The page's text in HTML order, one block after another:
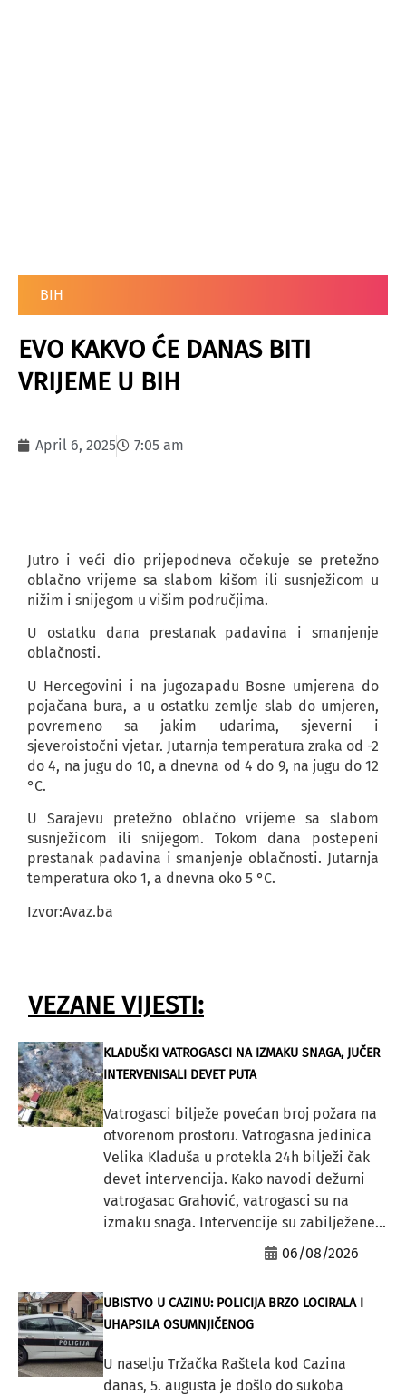
BIH
EVO KAKVO ĆE DANAS BITI
VRIJEME U BIH
April 6, 2025 7:05 am
Jutro i veći dio prijepodneva očekuje se pretežno
oblačno vrijeme sa slabom kišom ili susnježicom u
nižim i snijegom u višim područjima.
U ostatku dana prestanak padavina i smanjenje
oblačnosti.
U Hercegovini i na jugozapadu Bosne umjerena do
pojačana bura, a u ostatku zemlje slab do umjeren,
povremeno sa jakim udarima, sjeverni i
sjeveroistočni vjetar. Jutarnja temperatura zraka od -2
do 4, na jugu do 10, a dnevna od 4 do 9, na jugu do 12
°C.
U Sarajevu pretežno oblačno vrijeme sa slabom
susnježicom ili snijegom. Tokom dana postepeni
prestanak padavina i smanjenje oblačnosti. Jutarnja
temperatura oko 1, a dnevna oko 5 °C.
Izvor:Avaz.ba
VEZANE VIJESTI:
KLADUŠKI VATROGASCI NA IZMAKU SNAGA, JUČER
INTERVENISALI DEVET PUTA
Vatrogasci bilježe povećan broj požara na
otvorenom prostoru. Vatrogasna jedinica
Velika Kladuša u protekla 24h bilježi čak
devet intervencija. Kako navodi dežurni
vatrogasac Grahović, vatrogasci su na
izmaku snaga. Intervencije su zabilježene...
06/08/2026
UBISTVO U CAZINU: POLICIJA BRZO LOCIRALA I
UHAPSILA OSUMNJIČENOG
U naselju Tržačka Raštela kod Cazina
danas, 5. augusta je došlo do sukoba